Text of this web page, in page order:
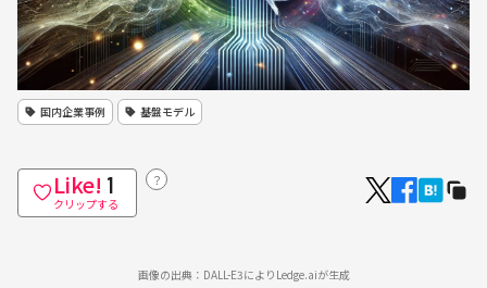
国内企業事例 基盤モデル
Like! 1
クリップする
？
画像の出典：DALL-E3によりLedge.aiが生成